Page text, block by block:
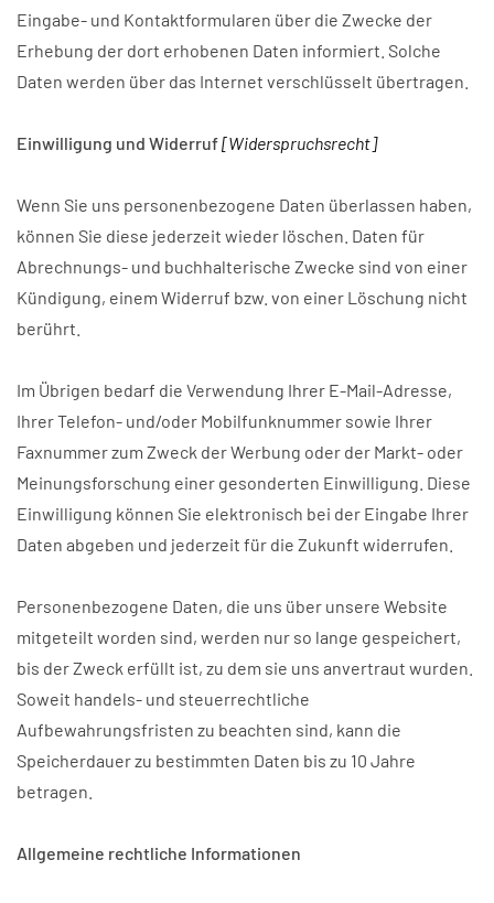
Eingabe- und Kontaktformularen über die Zwecke der
Erhebung der dort erhobenen Daten informiert. Solche
Daten werden über das Internet verschlüsselt übertragen.
Einwilligung und Widerruf[Widerspruchsrecht]
Wenn Sie uns personenbezogene Daten überlassen haben,
können Sie diese jederzeit wieder löschen. Daten für
Abrechnungs- und buchhalterische Zwecke sind von einer
Kündigung, einem Widerruf bzw. von einer Löschung nicht
berührt.
Im Übrigen bedarf die Verwendung Ihrer E-Mail-Adresse,
Ihrer Telefon- und/oder Mobilfunknummer sowie Ihrer
Faxnummer zum Zweck der Werbung oder der Markt- oder
Meinungsforschung einer gesonderten Einwilligung. Diese
Einwilligung können Sie elektronisch bei der Eingabe Ihrer
Daten abgeben und jederzeit für die Zukunft widerrufen.
Personenbezogene Daten, die uns über unsere Website
mitgeteilt worden sind, werden nur so lange gespeichert,
bis der Zweck erfüllt ist, zu dem sie uns anvertraut wurden.
Soweit handels- und steuerrechtliche
Aufbewahrungsfristen zu beachten sind, kann die
Speicherdauer zu bestimmten Daten bis zu 10 Jahre
betragen.
Allgemeine rechtliche Informationen